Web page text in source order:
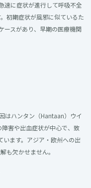
速に症状が進行して呼吸不全
初期症状が風邪に似ているた
ースがあり、早期の医療機関
はハンタン（Hantaan）ウイ
害や出血症状が中心で、致
ます。アジア・欧州への出
も欠かせません。